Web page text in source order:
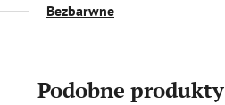
Bezbarwne
Podobne produkty